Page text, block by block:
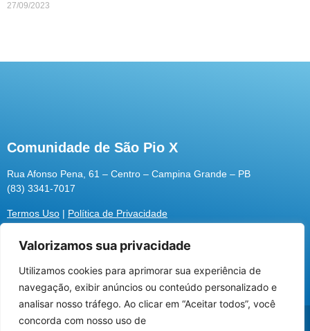
Utilizamos cookies para oferecer melhor
experiência, melhorar o desempenho, analisar
como você interage em nosso site e
personalizar conteúdo.
Valorizamos sua privacidade
Utilizamos cookies para aprimorar sua experiência de
navegação, exibir anúncios ou conteúdo personalizado e
analisar nosso tráfego. Ao clicar em “Aceitar todos”, você
concorda com nosso uso de
27/09/2023
Comunidade de São Pio X
Rua Afonso Pena, 61 – Centro – Campina Grande – PB
(83) 3341-7017
Termos Uso | Política de Privacidade
@2026 Associação Carismática Católica São Pio X